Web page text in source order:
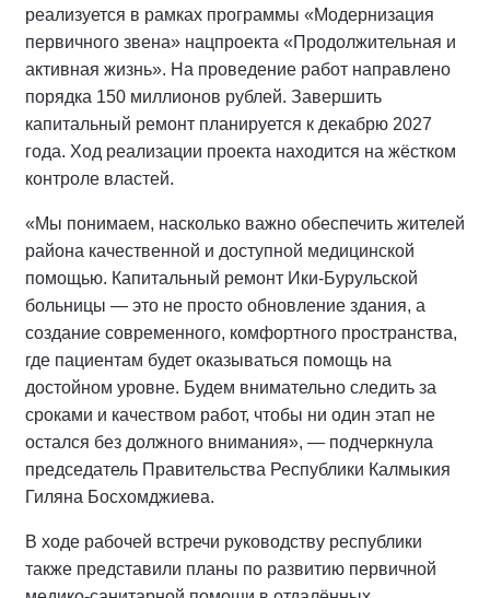
реализуется в рамках программы «Модернизация
первичного звена» нацпроекта «Продолжительная и
активная жизнь». На проведение работ направлено
порядка 150 миллионов рублей. Завершить
капитальный ремонт планируется к декабрю 2027
года. Ход реализации проекта находится на жёстком
контроле властей.
«Мы понимаем, насколько важно обеспечить жителей
района качественной и доступной медицинской
помощью. Капитальный ремонт Ики‑Бурульской
больницы — это не просто обновление здания, а
создание современного, комфортного пространства,
где пациентам будет оказываться помощь на
достойном уровне. Будем внимательно следить за
сроками и качеством работ, чтобы ни один этап не
остался без должного внимания», — подчеркнула
председатель Правительства Республики Калмыкия
Гиляна Босхомджиева.
В ходе рабочей встречи руководству республики
также представили планы по развитию первичной